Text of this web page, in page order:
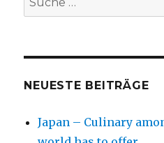
nach:
NEUESTE BEITRÄGE
Japan – Culinary